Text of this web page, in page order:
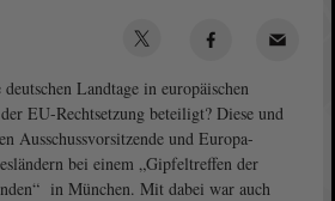
Landtage in europäischen
EU-Rechtsetzung beteiligt? Diese und
Ausschussvorsitzende und Europa-
bei einem „Gipfeltreffen der
in München. Mit dabei war auch